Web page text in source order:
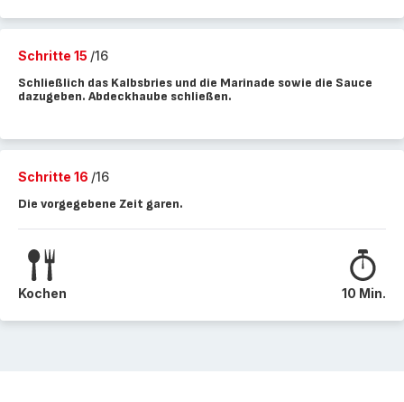
Schritte 15 /16
Schließlich das Kalbsbries und die Marinade sowie die Sauce
dazugeben. Abdeckhaube schließen.
Schritte 16 /16
Die vorgegebene Zeit garen.
Kochen 10 Min.